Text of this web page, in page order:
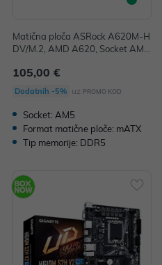
Matična ploča ASRock A620M-H
DV/M.2, AMD A620, Socket AM5,
105,00 €
Dodatnih -5% uz PROMO KOD
Socket: AM5
Format matične ploče: mATX
Tip memorije: DDR5